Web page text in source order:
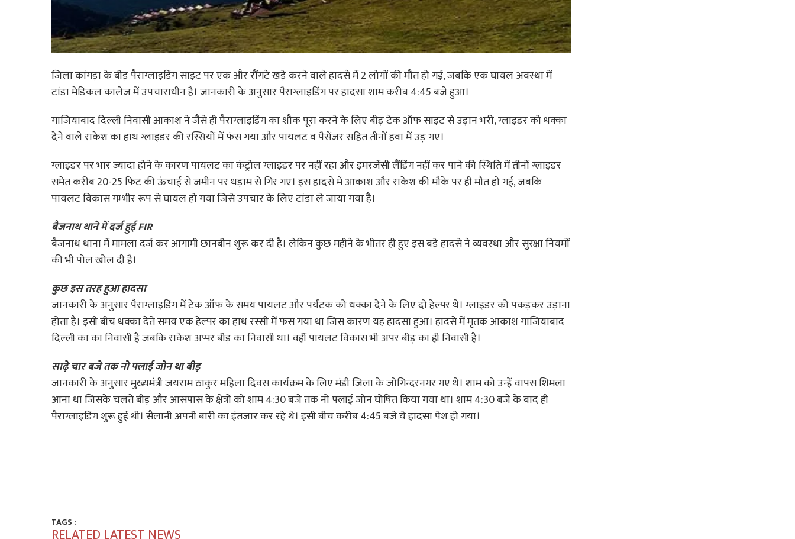
जिला कांगड़ा के बीड़ पैराग्लाइडिंग साइट पर एक और रौंगटे खड़े करने वाले हादसे में 2 लोगों की मौत हो गई, जबकि एक घायल अवस्था में
टांडा मेडिकल कालेज में उपचाराधीन है। जानकारी के अनुसार पैराग्लाइडिंग पर हादसा शाम करीब 4:45 बजे हुआ।
गाजियाबाद दिल्ली निवासी आकाश ने जैसे ही पैराग्लाइडिंग का शौक पूरा करने के लिए बीड़ टेक ऑफ साइट से उड़ान भरी, ग्लाइडर को धक्का
देने वाले राकेश का हाथ ग्लाइडर की रस्सियों में फंस गया और पायलट व पैसेंजर सहित तीनों हवा में उड़ गए।
ग्लाइडर पर भार ज्यादा होने के कारण पायलट का कंट्रोल ग्लाइडर पर नहीं रहा और इमरजेंसी लैंडिंग नहीं कर पाने की स्थिति में तीनों ग्लाइडर
समेत करीब 20-25 फिट की ऊंचाई से जमीन पर धड़ाम से गिर गए। इस हादसे में आकाश और राकेश की मौके पर ही मौत हो गई, जबकि
पायलट विकास गम्भीर रूप से घायल हो गया जिसे उपचार के लिए टांडा ले जाया गया है।
बैजनाथ थाने में दर्ज हुई FIR
बैजनाथ थाना में मामला दर्ज कर आगामी छानबीन शुरू कर दी है। लेकिन कुछ महीने के भीतर ही हुए इस बड़े हादसे ने व्यवस्था और सुरक्षा नियमों
की भी पोल खोल दी है।
कुछ इस तरह हुआ हादसा
जानकारी के अनुसार पैराग्लाइडिंग में टेक ऑफ के समय पायलट और पर्यटक को धक्का देने के लिए दो हेल्पर थे। ग्लाइडर को पकड़कर उड़ाना
होता है। इसी बीच धक्का देते समय एक हेल्पर का हाथ रस्सी में फंस गया था जिस कारण यह हादसा हुआ। हादसे में मृतक आकाश गाजियाबाद
दिल्ली का का निवासी है जबकि राकेश अप्पर बीड़ का निवासी था। वहीं पायलट विकास भी अपर बीड़ का ही निवासी है।
साढ़े चार बजे तक नो फ्लाई जोन था बीड़
जानकारी के अनुसार मुख्यमंत्री जयराम ठाकुर महिला दिवस कार्यक्रम के लिए मंडी जिला के जोगिन्दरनगर गए थे। शाम को उन्हें वापस शिमला
आना था जिसके चलते बीड़ और आसपास के क्षेत्रों को शाम 4:30 बजे तक नो फ्लाई जोन घोषित किया गया था। शाम 4:30 बजे के बाद ही
पैराग्लाइडिंग शुरू हुई थी। सैलानी अपनी बारी का इंतजार कर रहे थे। इसी बीच करीब 4:45 बजे ये हादसा पेश हो गया।
TAGS :